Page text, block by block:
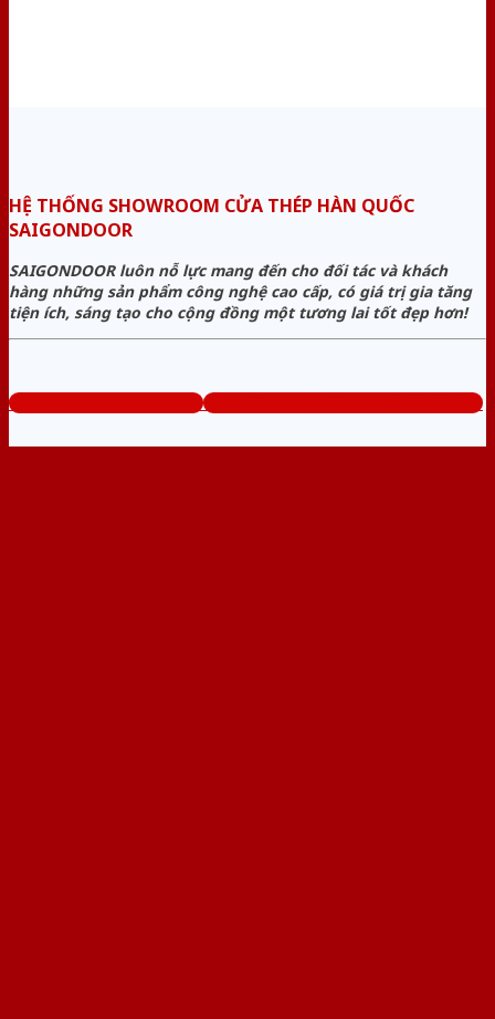
HỆ THỐNG SHOWROOM CỬA THÉP HÀN QUỐC
SAIGONDOOR
SAIGONDOOR luôn nỗ lực mang đến cho đối tác và khách
hàng những sản phẩm công nghệ cao cấp, có giá trị gia tăng
tiện ích, sáng tạo cho cộng đồng một tương lai tốt đẹp hơn!
www.muabancuathep.com Tổng đài tư vấn miễn phí: 0824.400.400